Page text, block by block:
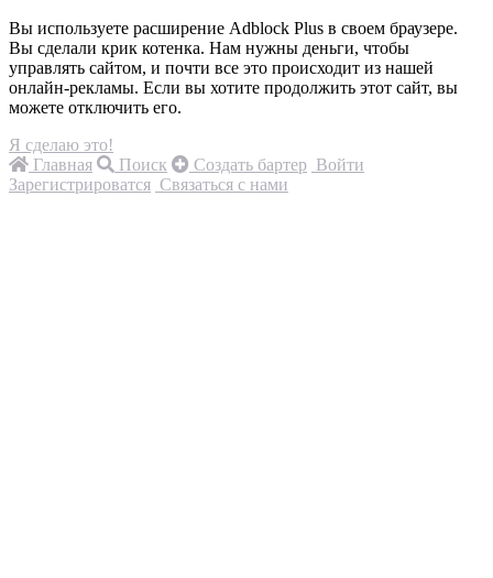
Вы используете расширение Adblock Plus в своем браузере.
Вы сделали крик котенка. Нам нужны деньги, чтобы
управлять сайтом, и почти все это происходит из нашей
онлайн-рекламы. Если вы хотите продолжить этот сайт, вы
можете отключить его.
Я сделаю это!
Главная
Поиск Создать бартер Войти
Зарегистрироватся Связаться с нами